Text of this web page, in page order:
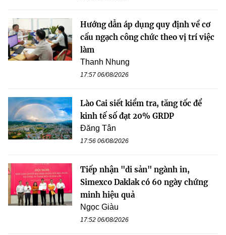
Hướng dẫn áp dụng quy định về cơ
cấu ngạch công chức theo vị trí việc
làm
Thanh Nhung
17:57 06/08/2026
Lào Cai siết kiểm tra, tăng tốc để
kinh tế số đạt 20% GRDP
Đăng Tân
17:56 06/08/2026
Tiếp nhận "di sản" ngành in,
Simexco Daklak có 60 ngày chứng
minh hiệu quả
Ngọc Giàu
17:52 06/08/2026